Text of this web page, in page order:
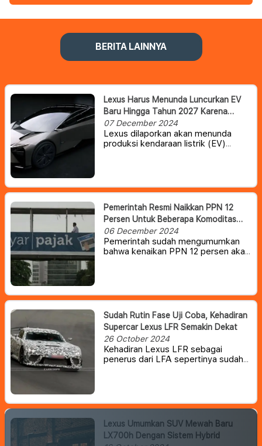
BERITA LAINNYA
Lexus Harus Menunda Luncurkan EV
Baru Hingga Tahun 2027 Karena
Toyota Masih Perlu Waktu
07 December 2024
Lexus dilaporkan akan menunda
produksi kendaraan listrik (EV)
Pemerintah Resmi Naikkan PPN 12
Persen Untuk Beberapa Komoditas
Mewah
06 December 2024
Pemerintah sudah mengumumkan
bahwa kenaikan PPN 12 persen akan
mewah.
Sudah Rutin Fase Uji Coba, Kehadiran
Supercar Lexus LFR Semakin Dekat
26 October 2024
Kehadiran Lexus LFR sebagai
penerus dari LFA sepertinya sudah
Lexus Umumkan SUV Mewah Baru
LX700h Dengan Sistem Hybrid